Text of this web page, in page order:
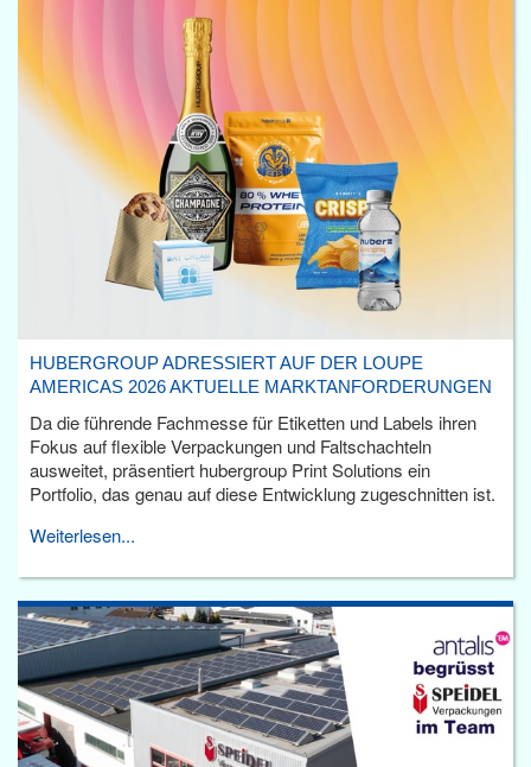
HUBERGROUP ADRESSIERT AUF DER LOUPE
AMERICAS 2026 AKTUELLE MARKTANFORDERUNGEN
Da die führende Fachmesse für Etiketten und Labels ihren
Fokus auf flexible Verpackungen und Faltschachteln
ausweitet, präsentiert hubergroup Print Solutions ein
Portfolio, das genau auf diese Entwicklung zugeschnitten ist.
Weiterlesen...